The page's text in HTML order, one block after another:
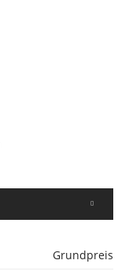
Grundpreis